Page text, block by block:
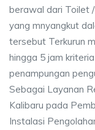
berawal dari Toilet
yang mnyangkut
tersebut Terkurun
hingga 5 jam
penampungan
Sebagai Layanan
Kalibaru pada
Instalasi